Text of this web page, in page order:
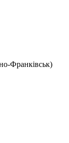
Франківськ)